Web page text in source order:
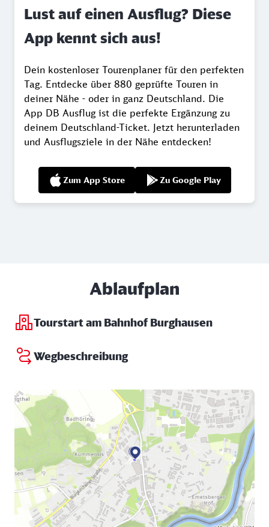
Lust auf einen Ausflug? Diese
App kennt sich aus!
Dein kostenloser Tourenplaner für den perfekten
Tag. Entdecke über 880 geprüfte Touren in
deiner Nähe - oder in ganz Deutschland. Die
App DB Ausflug ist die perfekte Ergänzung zu
deinem Deutschland-Ticket. Jetzt herunterladen
und Ausflugsziele in der Nähe entdecken!
Zum App Store Zu Google Play
Ablaufplan
Tourstart am Bahnhof Burghausen
Wegbeschreibung